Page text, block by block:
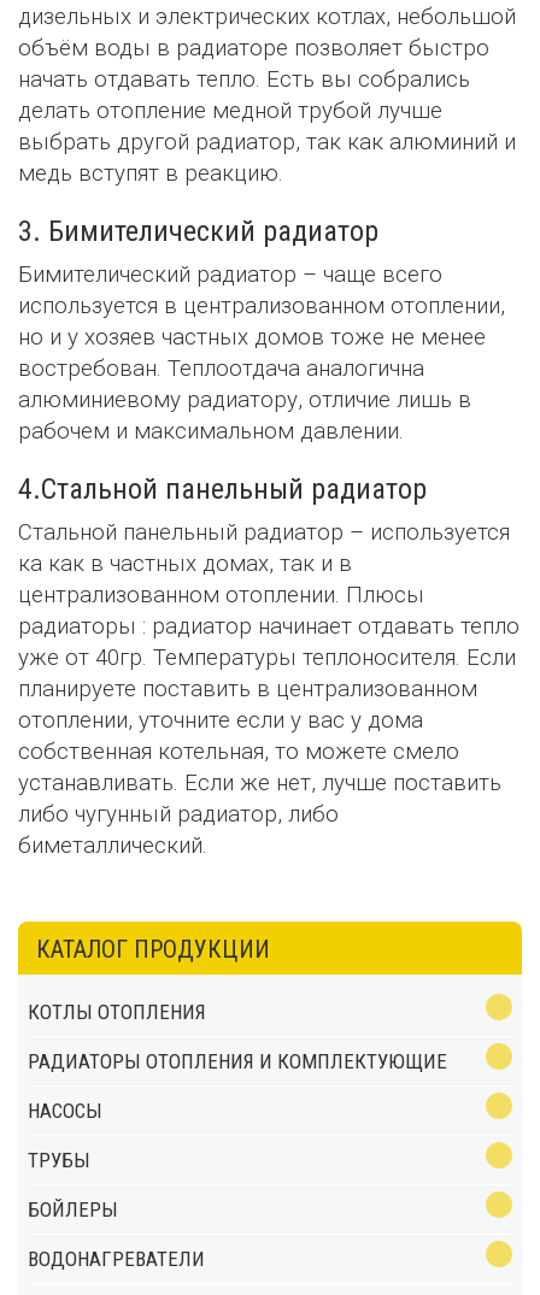
дизельных и электрических котлах, небольшой
объём воды в радиаторе позволяет быстро
начать отдавать тепло. Есть вы собрались
делать отопление медной трубой лучше
выбрать другой радиатор, так как алюминий и
медь вступят в реакцию.
3. Бимителический радиатор
Бимителический радиатор – чаще всего
используется в централизованном отоплении,
но и у хозяев частных домов тоже не менее
востребован. Теплоотдача аналогична
алюминиевому радиатору, отличие лишь в
рабочем и максимальном давлении.
4.Стальной панельный радиатор
Стальной панельный радиатор – используется
ка как в частных домах, так и в
централизованном отоплении. Плюсы
радиаторы : радиатор начинает отдавать тепло
уже от 40гр. Температуры теплоносителя. Если
планируете поставить в централизованном
отоплении, уточните если у вас у дома
собственная котельная, то можете смело
устанавливать. Если же нет, лучше поставить
либо чугунный радиатор, либо
биметаллический.
КАТАЛОГ ПРОДУКЦИИ
КОТЛЫ ОТОПЛЕНИЯ
РАДИАТОРЫ ОТОПЛЕНИЯ И КОМПЛЕКТУЮЩИЕ
НАСОСЫ
ТРУБЫ
БОЙЛЕРЫ
ВОДОНАГРЕВАТЕЛИ